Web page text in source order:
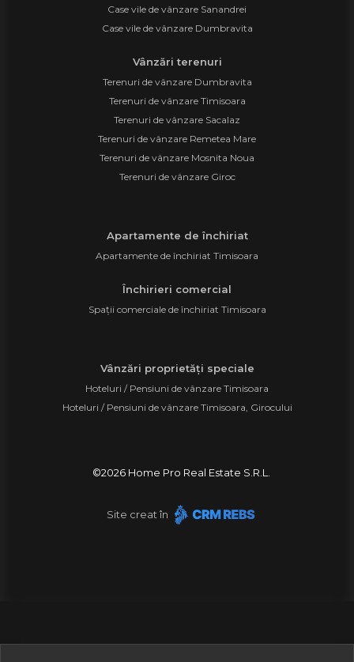
Case vile de vânzare Sanandrei
Case vile de vânzare Dumbravita
Vânzări terenuri
Terenuri de vânzare Dumbravita
Terenuri de vânzare Timisoara
Terenuri de vânzare Sacalaz
Terenuri de vânzare Remetea Mare
Terenuri de vânzare Mosnita Noua
Terenuri de vânzare Giroc
Apartamente de închiriat
Apartamente de închiriat Timisoara
Închirieri comercial
Spații comerciale de închiriat Timisoara
Vânzări proprietăți speciale
Hoteluri / Pensiuni de vânzare Timisoara
Hoteluri / Pensiuni de vânzare Timisoara, Girocului
©2026Home Pro Real Estate S.R.L.
Site creat în